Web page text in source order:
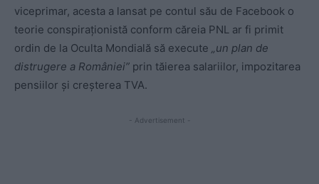
viceprimar, acesta a lansat pe contul său de Facebook o
teorie conspiraționistă conform căreia PNL ar fi primit
ordin de la Oculta Mondială să execute
„un plan de
distrugere a României” prin tăierea salariilor, impozitarea
pensiilor și creșterea TVA.
- Advertisement -